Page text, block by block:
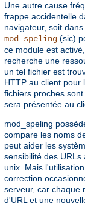
Une autre cause
frappe accidentelle
navigateur, soit
mod_speling (sic)
ce module est
recherche une
un tel fichier est
HTTP au client pour
fichiers proches
sera présentée au
mod_speling
compare les noms
peut aider les
sensibilité des
unix. Mais
correction
serveur, car chaque
d'URL et une